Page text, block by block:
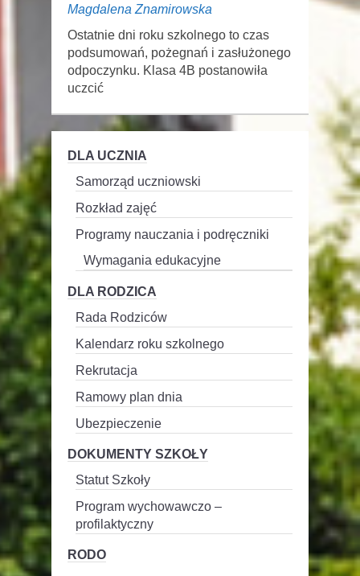
Magdalena Znamirowska
Ostatnie dni roku szkolnego to czas
podsumowań, pożegnań i zasłużonego
odpoczynku. Klasa 4B postanowiła
uczcić
DLA UCZNIA
Samorząd uczniowski
Rozkład zajęć
Programy nauczania i podręczniki
Wymagania edukacyjne
DLA RODZICA
Rada Rodziców
Kalendarz roku szkolnego
Rekrutacja
Ramowy plan dnia
Ubezpieczenie
DOKUMENTY SZKOŁY
Statut Szkoły
Program wychowawczo –
profilaktyczny
RODO